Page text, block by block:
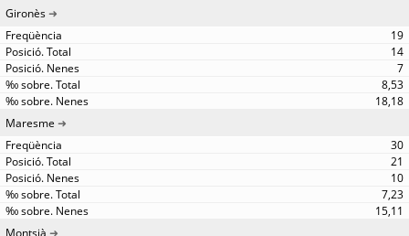
Gironès
19
14
7
8,53
18,18
Maresme
30
21
10
7,23
15,11
Montsià